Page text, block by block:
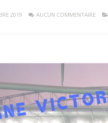
2019 AUCUN COMMENTAIRE